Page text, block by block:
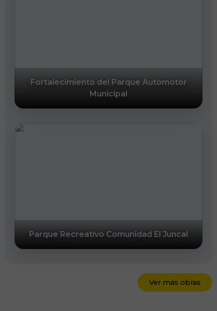
Fortalecimiento del Parque Automotor
Municipal
Parque Recreativo Comunidad El Juncal
Ver más obras